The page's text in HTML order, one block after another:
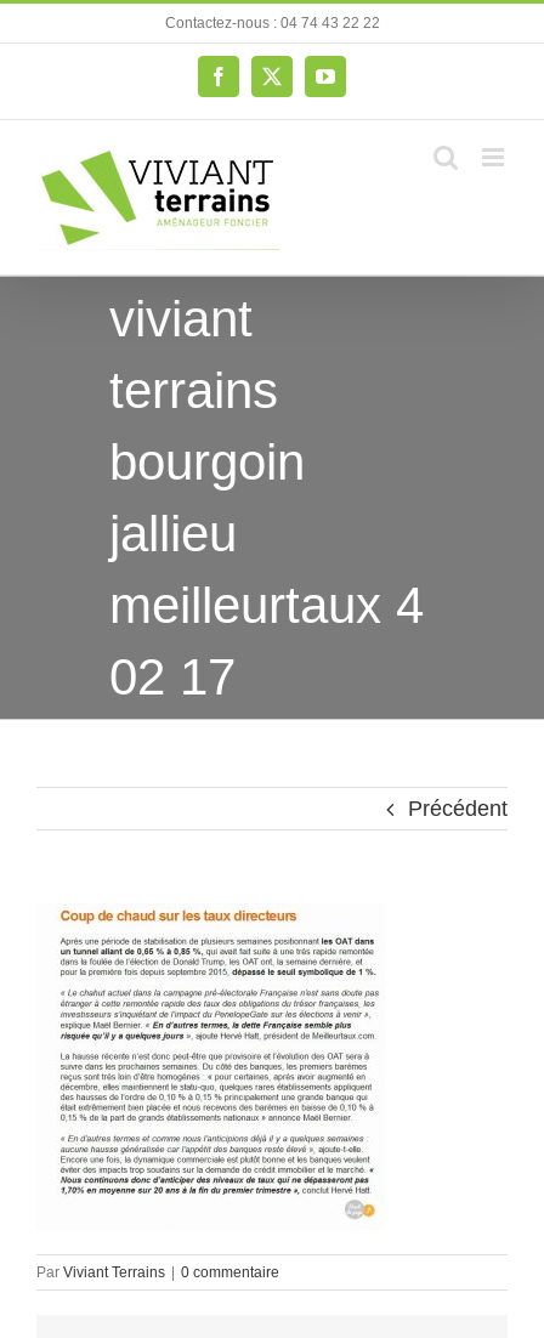
au
Contactez-nous : 04 74 43 22 22
Facebook
X YouTube
viviant
terrains
bourgoin
jallieu
meilleurtaux 4
02 17
Précédent
Par Viviant Terrains 0 commentaire